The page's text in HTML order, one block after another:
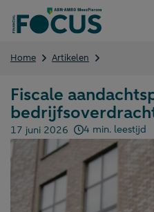
naar
Home Artikelen
aan
derden
Fiscale
Gepubliceerd op:
17 juni 2026 4 min. leestijd